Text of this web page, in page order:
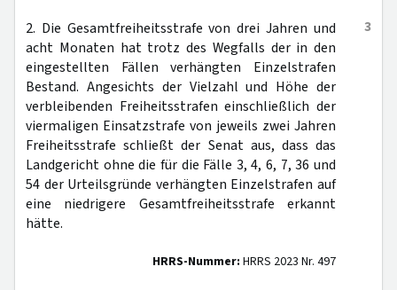
3
2. Die Gesamtfreiheitsstrafe von drei Jahren und
acht Monaten hat trotz des Wegfalls der in den
eingestellten Fällen verhängten Einzelstrafen
Bestand. Angesichts der Vielzahl und Höhe der
verbleibenden Freiheitsstrafen einschließlich der
viermaligen Einsatzstrafe von jeweils zwei Jahren
Freiheitsstrafe schließt der Senat aus, dass das
Landgericht ohne die für die Fälle 3, 4, 6, 7, 36 und
54 der Urteilsgründe verhängten Einzelstrafen auf
eine niedrigere Gesamtfreiheitsstrafe erkannt
hätte.
HRRS-Nummer: HRRS 2023 Nr. 497